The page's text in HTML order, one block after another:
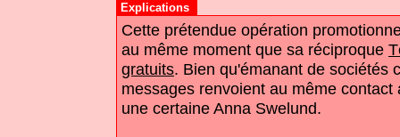
Explications
Cette prétendue opération
au même moment que sa réciproque
gratuits. Bien qu'émanant de sociétés
messages renvoient au même contact
une certaine Anna Swelund.